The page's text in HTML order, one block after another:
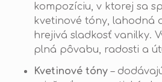
kompozíciu, v ktorej sa
kvetinové tóny, lahodná
hrejivá sladkosť vanilky.
plná pôvabu, radosti a
Kvetinové tóny –